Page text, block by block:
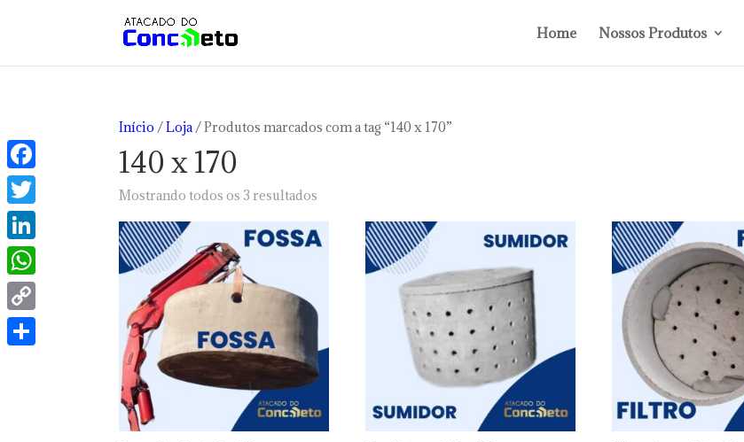
Home Nossos Produtos
Início /Loja/ Produtos marcados com a tag “140 x 170”
140 x 170
Mostrando todos os 3 resultados
preço:
Facebook
Twitter
LinkedIn
WhatsApp
Copy